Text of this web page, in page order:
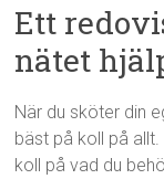
Ett
nätet
När du sköter din
bäst på koll på
koll på vad du